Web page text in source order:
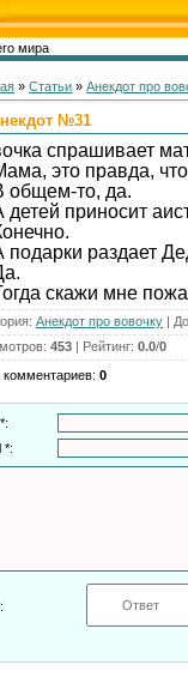
мира
» Статьи » Анекдот про
№31
спрашивает
это правда, что
то, да.
приносит
раздает
скажи мне
: Анекдот про вовочку |
: 453 | Рейтинг: 0.0/0
комментариев: 0
*: